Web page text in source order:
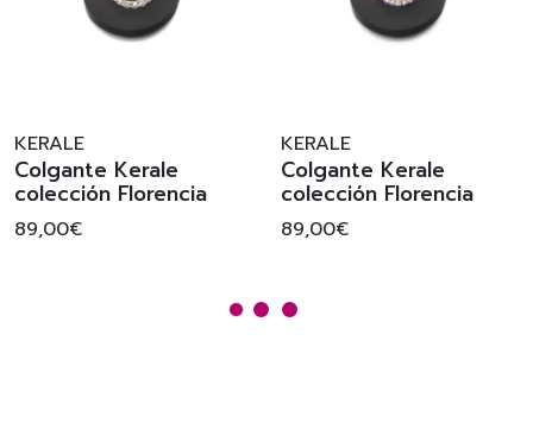
KERALE
Colgante Kerale
colección Florencia
89,00€
KERALE
Colgante Kerale
colección Florencia
89,00€